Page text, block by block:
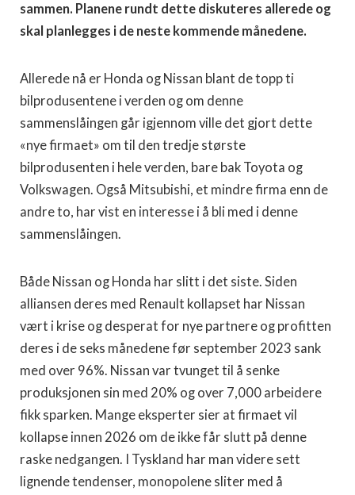
sammen. Planene rundt dette diskuteres allerede og
skal planlegges i de neste kommende månedene.
Allerede nå er Honda og Nissan blant de topp ti
bilprodusentene i verden og om denne
sammenslåingen går igjennom ville det gjort dette
«nye firmaet» om til den tredje største
bilprodusenten i hele verden, bare bak Toyota og
Volkswagen. Også Mitsubishi, et mindre firma enn de
andre to, har vist en interesse i å bli med i denne
sammenslåingen.
Både Nissan og Honda har slitt i det siste. Siden
alliansen deres med Renault kollapset har Nissan
vært i krise og desperat for nye partnere og profitten
deres i de seks månedene før september 2023 sank
med over 96%. Nissan var tvunget til å senke
produksjonen sin med 20% og over 7,000 arbeidere
fikk sparken. Mange eksperter sier at firmaet vil
kollapse innen 2026 om de ikke får slutt på denne
raske nedgangen. I Tyskland har man videre sett
lignende tendenser, monopolene sliter med å